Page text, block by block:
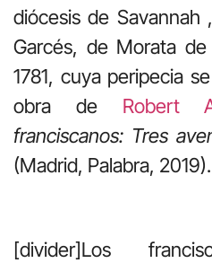
diócesis de
Garcés, de Morata
1781, cuya peripecia
obra de Robert
franciscanos: Tres
(Madrid, Palabra, 2019).
[divider]Los